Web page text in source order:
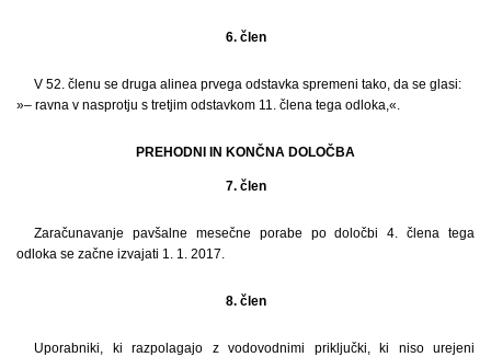
6. člen
V 52. členu se druga alinea prvega odstavka spremeni tako, da se glasi:
»– ravna v nasprotju s tretjim odstavkom 11. člena tega odloka,«.
PREHODNI IN KONČNA DOLOČBA
7. člen
Zaračunavanje pavšalne mesečne porabe po določbi 4. člena tega
odloka se začne izvajati 1. 1. 2017.
8. člen
Uporabniki, ki razpolagajo z vodovodnimi priključki, ki niso urejeni